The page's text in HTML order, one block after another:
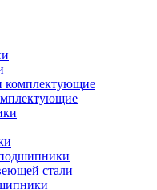
комплектующие
стали